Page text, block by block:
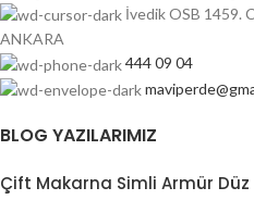
İvedik OSB 1459.
ANKARA
444 09 04
BLOG YAZILARIMIZ
Çift Makarna Simli Armür Düz